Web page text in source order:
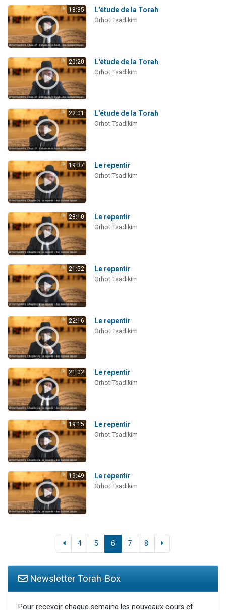
18:35 L'étude de la Torah
Orhot Tsadikim
20:20 L'étude de la Torah
Orhot Tsadikim
22:01 L'étude de la Torah
Orhot Tsadikim
19:37 Le repentir
Orhot Tsadikim
28:10 Le repentir
Orhot Tsadikim
21:52 Le repentir
Orhot Tsadikim
22:16 Le repentir
Orhot Tsadikim
21:02 Le repentir
Orhot Tsadikim
19:15 Le repentir
Orhot Tsadikim
19:49 Le repentir
Orhot Tsadikim
4 5 6 7 8
Newsletter Torah-Box
Pour recevoir chaque semaine les nouveaux cours et